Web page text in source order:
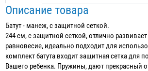
Описание товара
Батут - манеж, с защитной сеткой.
244 см, с защитной сеткой, отлично
равновесие, идеально подходит для
комплект батута входит защитная сетка для
Вашего ребенка. Пружины, дают прекрасный